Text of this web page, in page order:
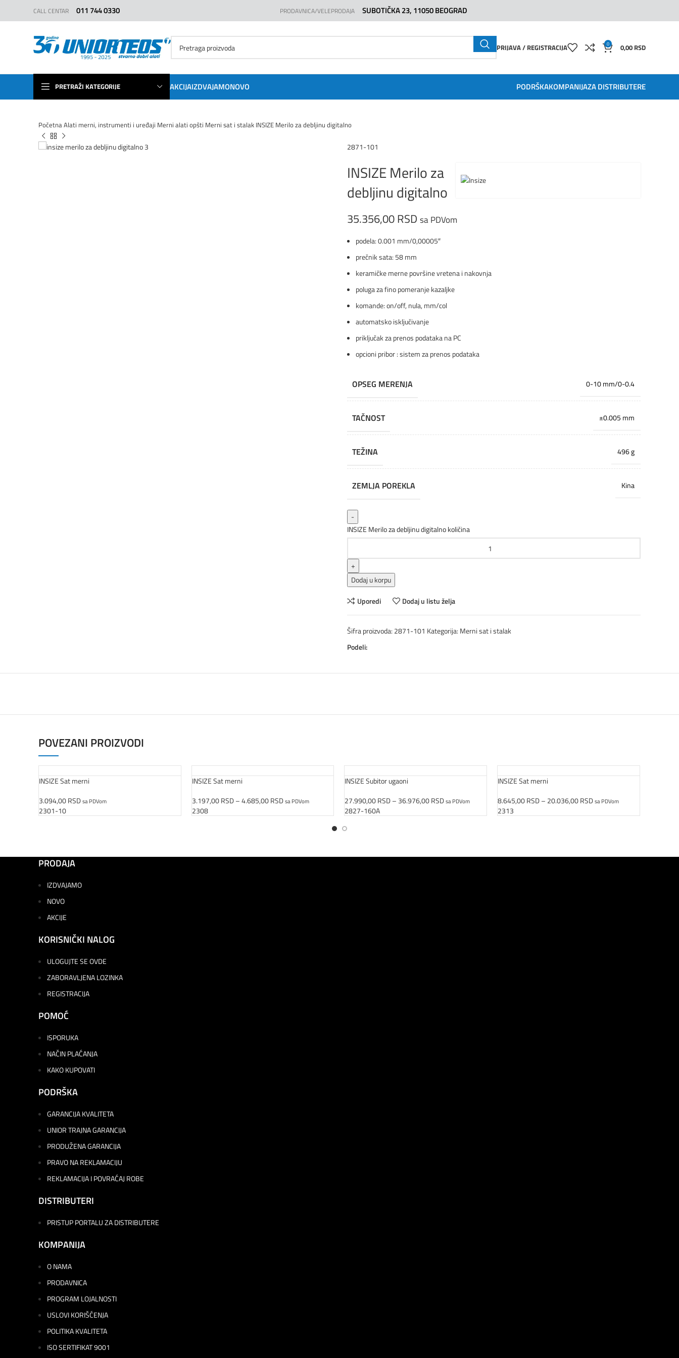
CALL CENTAR 011 744 0330 PRODAVNICA/VELEPRODAJA SUBOTIČKA 23, 11050 BEOGRAD
PRIJAVA / REGISTRACIJA 0 0,00 RSD
PRETRAŽI KATEGORIJE AKCIJAIZDVAJAMONOVO PODRŠKAKOMPANIJAZA DISTRIBUTERE
PočetnaAlati merni, instrumenti i uređaji Merni alati opšti Merni sat i stalak INSIZE Merilo za debljinu digitalno
2871-101
INSIZE Merilo za
debljinu digitalno
35.356,00RSD sa PDVom
podela: 0.001 mm/0,00005″
prečnik sata: 58 mm
keramičke merne površine vretena i nakovnja
poluga za fino pomeranje kazaljke
komande: on/off, nula, mm/col
automatsko isključivanje
priključak za prenos podataka na PC
opcioni pribor : sistem za prenos podataka
OPSEG MERENJA 0-10 mm/0-0.4
TAČNOST ±0.005 mm
TEŽINA 496 g
ZEMLJA POREKLA Kina
INSIZE Merilo za debljinu digitalno količina
Dodaj u korpu
Uporedi
Dodaj u listu želja
Šifra proizvoda: 2871-101 Kategorija: Merni sat i stalak
Podeli:
POVEZANI PROIZVODI
INSIZE Sat merni
3.094,00RSDsa PDVom
Dodaj U Korpu
2301-10
INSIZE Sat merni
3.197,00RSD–4.685,00RSDsa PDVom
Odaberite Opcije
2308
INSIZE Subitor ugaoni
27.990,00RSD– 36.976,00RSDsa PDVom
Odaberite Opcije
2827-160A
INSIZE Sat merni
8.645,00RSD– 20.036,00RSDsa PDVom
Odaberite Opcije
2313
PRODAJA
IZDVAJAMO
NOVO
AKCIJE
KORISNIČKI NALOG
ULOGUJTE SE OVDE
ZABORAVLJENA LOZINKA
REGISTRACIJA
POMOĆ
ISPORUKA
NAČIN PLAĆANJA
KAKO KUPOVATI
PODRŠKA
GARANCIJA KVALITETA
UNIOR TRAJNA GARANCIJA
PRODUŽENA GARANCIJA
PRAVO NA REKLAMACIJU
REKLAMACIJA I POVRAĆAJ ROBE
DISTRIBUTERI
PRISTUP PORTALU ZA DISTRIBUTERE
KOMPANIJA
O NAMA
PRODAVNICA
PROGRAM LOJALNOSTI
USLOVI KORIŠĆENJA
POLITIKA KVALITETA
ISO SERTIFIKAT 9001